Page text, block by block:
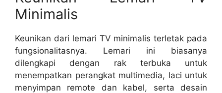
Minimalis
Keunikan dari lemari TV minimalis terletak pada
fungsionalitasnya. Lemari ini biasanya
dilengkapi dengan rak terbuka untuk
menempatkan perangkat multimedia, laci untuk
menyimpan remote dan kabel, serta desain